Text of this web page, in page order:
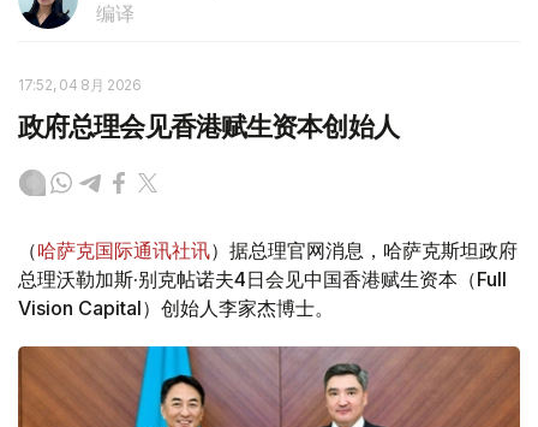
编译
17:52, 04 8月 2026
政府总理会见香港赋生资本创始人
（哈萨克国际通讯社讯）据总理官网消息，哈萨克斯坦政府
总理沃勒加斯·别克帖诺夫4日会见中国香港赋生资本（Full
Vision Capital）创始人李家杰博士。